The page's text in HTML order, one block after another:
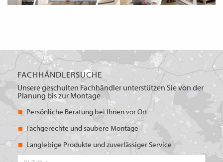
FACHHÄNDLERSUCHE
Unsere geschulten Fachhändler unterstützen Sie von der
Planung bis zur Montage
Persönliche Beratung bei Ihnen vor Ort
Fachgerechte und saubere Montage
Langlebige Produkte und zuverlässiger Service